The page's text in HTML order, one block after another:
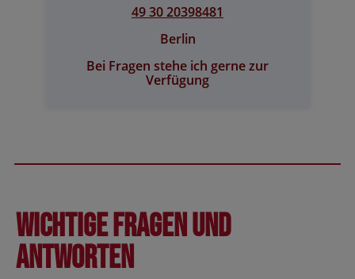
49 30 20398481
Berlin
Bei Fragen stehe ich gerne zur
Verfügung
Wichtige Fragen und
Antworten